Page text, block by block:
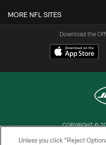
MORE NFL SITES
Download the
COPYRIGHT ©
Unless you click “Reject